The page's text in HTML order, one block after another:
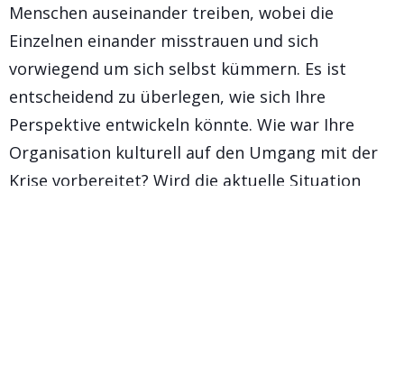
Menschen auseinander treiben, wobei die
Einzelnen einander misstrauen und sich
vorwiegend um sich selbst kümmern. Es ist
entscheidend zu überlegen, wie sich Ihre
Perspektive entwickeln könnte. Wie war Ihre
Organisation kulturell auf den Umgang mit der
Krise vorbereitet? Wird die aktuelle Situation